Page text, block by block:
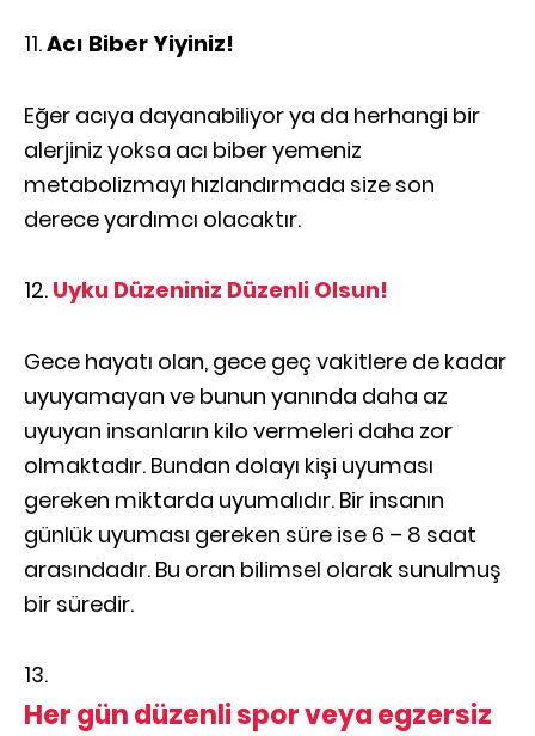
Acı Biber Yiyiniz!
Eğer acıya dayanabiliyor ya da herhangi bir
alerjiniz yoksa acı biber yemeniz
metabolizmayı hızlandırmada size son
derece yardımcı olacaktır.
Uyku Düzeniniz Düzenli Olsun!
Gece hayatı olan, gece geç vakitlere de kadar
uyuyamayan ve bunun yanında daha az
uyuyan insanların kilo vermeleri daha zor
olmaktadır. Bundan dolayı kişi uyuması
gereken miktarda uyumalıdır. Bir insanın
günlük uyuması gereken süre ise 6 – 8 saat
arasındadır. Bu oran bilimsel olarak sunulmuş
bir süredir.
Her gün düzenli spor veya egzersiz